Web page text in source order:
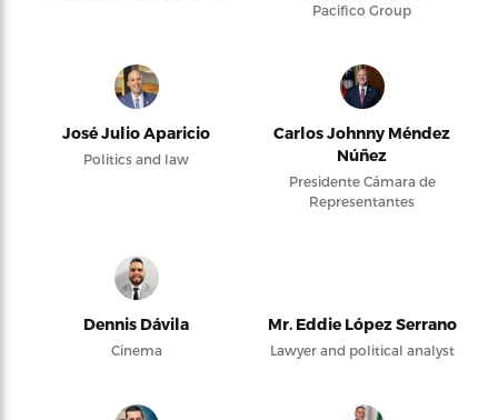
Pacifico Group
José Julio Aparicio
Politics and law
Carlos Johnny Méndez
Núñez
Presidente Cámara de
Representantes
Dennis Dávila
Cinema
Mr. Eddie López Serrano
Lawyer and political analyst